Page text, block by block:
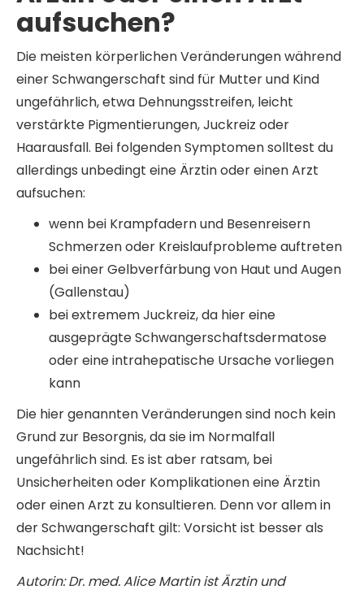
aufsuchen?
Die meisten körperlichen Veränderungen während
einer Schwangerschaft sind für Mutter und Kind
ungefährlich, etwa Dehnungsstreifen, leicht
verstärkte Pigmentierungen, Juckreiz oder
Haarausfall. Bei folgenden Symptomen solltest du
allerdings unbedingt eine Ärztin oder einen Arzt
aufsuchen:
wenn bei Krampfadern und Besenreisern
Schmerzen oder Kreislaufprobleme auftreten
bei einer Gelbverfärbung von Haut und Augen
(Gallenstau)
bei extremem Juckreiz, da hier eine
ausgeprägte Schwangerschaftsdermatose
oder eine intrahepatische Ursache vorliegen
kann
Die hier genannten Veränderungen sind noch kein
Grund zur Besorgnis, da sie im Normalfall
ungefährlich sind. Es ist aber ratsam, bei
Unsicherheiten oder Komplikationen eine Ärztin
oder einen Arzt zu konsultieren. Denn vor allem in
der Schwangerschaft gilt: Vorsicht ist besser als
Nachsicht!
Autorin: Dr. med. Alice Martin ist Ärztin und